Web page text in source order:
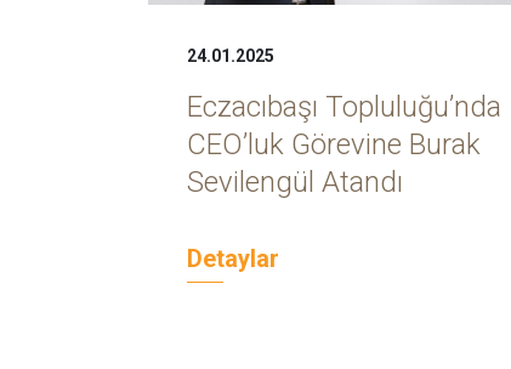
24.01.2025
Eczacıbaşı Topluluğu’nda
CEO’luk Görevine Burak
Sevilengül Atandı
Detaylar